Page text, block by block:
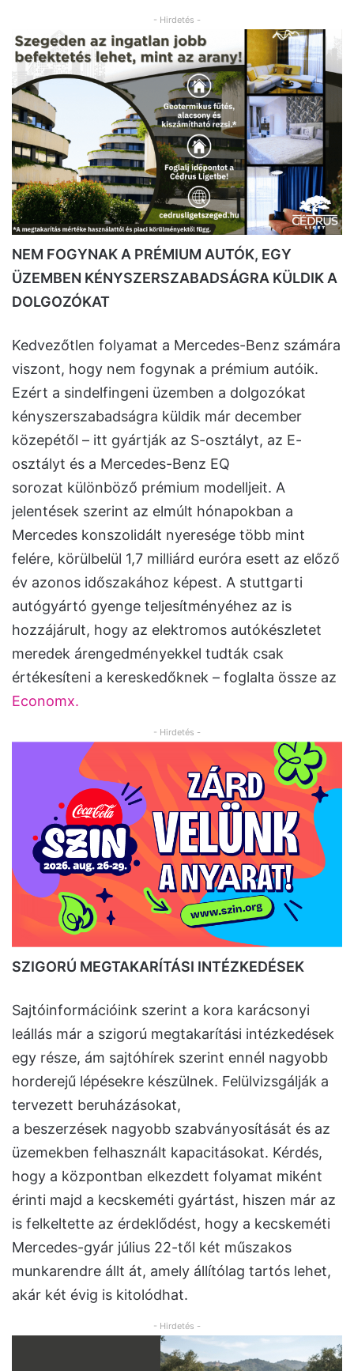
- Hirdetés -
NEM FOGYNAK A PRÉMIUM AUTÓK, EGY
ÜZEMBEN KÉNYSZERSZABADSÁGRA KÜLDIK A
DOLGOZÓKAT
Kedvezőtlen folyamat a Mercedes-Benz számára
viszont, hogy nem fogynak a prémium autóik.
Ezért a sindelfingeni üzemben a dolgozókat
kényszerszabadságra küldik már december
közepétől – itt gyártják az S-osztályt, az E-
osztályt és a Mercedes-Benz EQ
sorozat különböző prémium modelljeit. A
jelentések szerint az elmúlt hónapokban a
Mercedes konszolidált nyeresége több mint
felére, körülbelül 1,7 milliárd euróra esett az előző
év azonos időszakához képest. A stuttgarti
autógyártó gyenge teljesítményéhez az is
hozzájárult, hogy az elektromos autókészletet
meredek árengedményekkel tudták csak
értékesíteni a kereskedőknek – foglalta össze az
Economx.
- Hirdetés -
SZIGORÚ MEGTAKARÍTÁSI INTÉZKEDÉSEK
Sajtóinformációink szerint a kora karácsonyi
leállás már a szigorú megtakarítási intézkedések
egy része, ám sajtóhírek szerint ennél nagyobb
horderejű lépésekre készülnek. Felülvizsgálják a
tervezett beruházásokat,
a beszerzések nagyobb szabványosítását és az
üzemekben felhasznált kapacitásokat. Kérdés,
hogy a központban elkezdett folyamat miként
érinti majd a kecskeméti gyártást, hiszen már az
is felkeltette az érdeklődést, hogy a kecskeméti
Mercedes-gyár július 22-től két műszakos
munkarendre állt át, amely állítólag tartós lehet,
akár két évig is kitolódhat.
- Hirdetés -